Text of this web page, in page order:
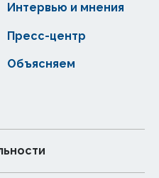
Интервью и мнения
Пресс-центр
Объясняем